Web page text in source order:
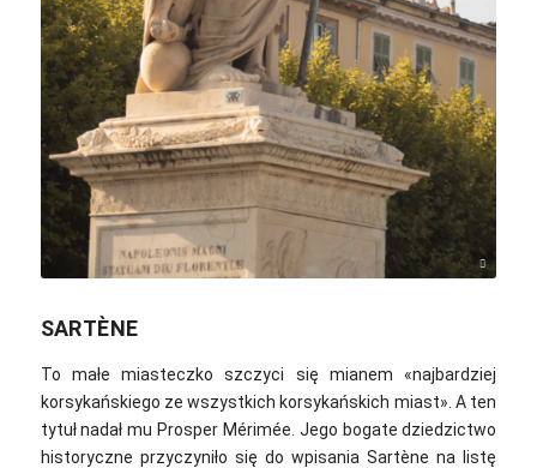
Clement Duf / Unsplash
SARTÈNE
To małe miasteczko szczyci się mianem «najbardziej
korsykańskiego ze wszystkich korsykańskich miast»‎. A ten
tytuł nadał mu Prosper Mérimée. Jego bogate dziedzictwo
historyczne przyczyniło się do wpisania Sartène na listę